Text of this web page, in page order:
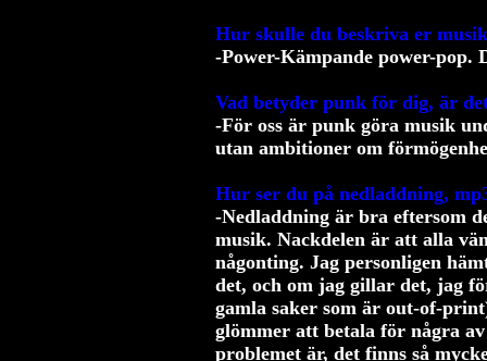
Hur skulle du beskriva er
-Power-Kämpande power-pop.
Vad betyder punk för dig, är
-För oss är punk göra musik
utan ambitioner om
Hur ser du på nedladdning,
-Nedladdning är bra eftersom
musik. Nackdelen är att alla
någonting. Jag personligen
det, och om jag gillar det, jag
gamla saker som är out-of-
glömmer att betala för några
problemet är, det finns så